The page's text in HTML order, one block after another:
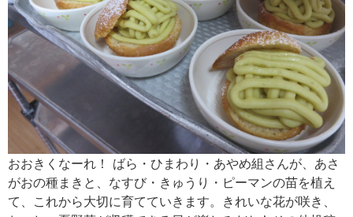
おおきくなーれ！ ばら・ひまわり・あやめ組さんが、あさ
がおの種まきと、なすび・きゅうり・ピーマンの苗を植え
て、これから大切に育てていきます。きれいな花が咲き、